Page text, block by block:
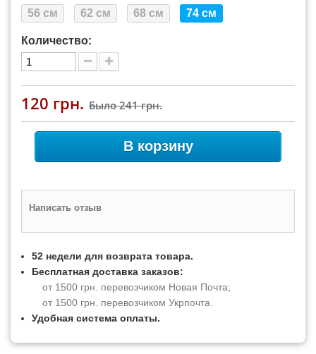
56 см 62 см 68 см 74 см
Количество:
120 грн. Было241 грн.
В корзину
Написать отзыв
52 недели для возврата товара.
Бесплатная доставка заказов:
от 1500 грн. перевозчиком Новая Почта;
от 1500 грн. перевозчиком Укрпочта.
Удобная система оплаты.